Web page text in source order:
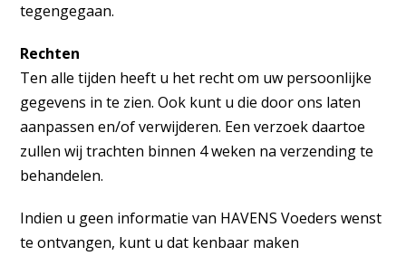
tegengegaan.
Rechten
Ten alle tijden heeft u het recht om uw persoonlijke
gegevens in te zien. Ook kunt u die door ons laten
aanpassen en/of verwijderen. Een verzoek daartoe
zullen wij trachten binnen 4 weken na verzending te
behandelen.
Indien u geen informatie van HAVENS Voeders wenst
te ontvangen, kunt u dat kenbaar maken